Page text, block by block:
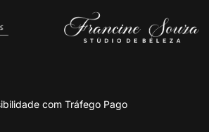
com Tráfego Pago